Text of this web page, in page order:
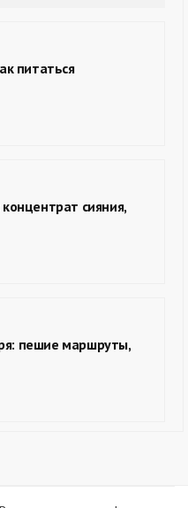
питаться
сияния,
пешие маршруты,